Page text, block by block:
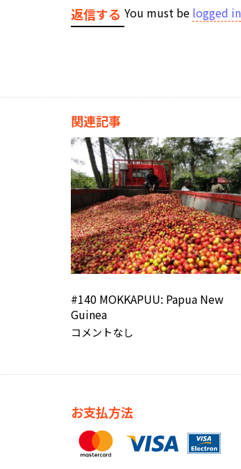
返信する You must be logged in
関連記事
#140 MOKKAPUU: Papua New
Guinea
コメントなし
お支払方法